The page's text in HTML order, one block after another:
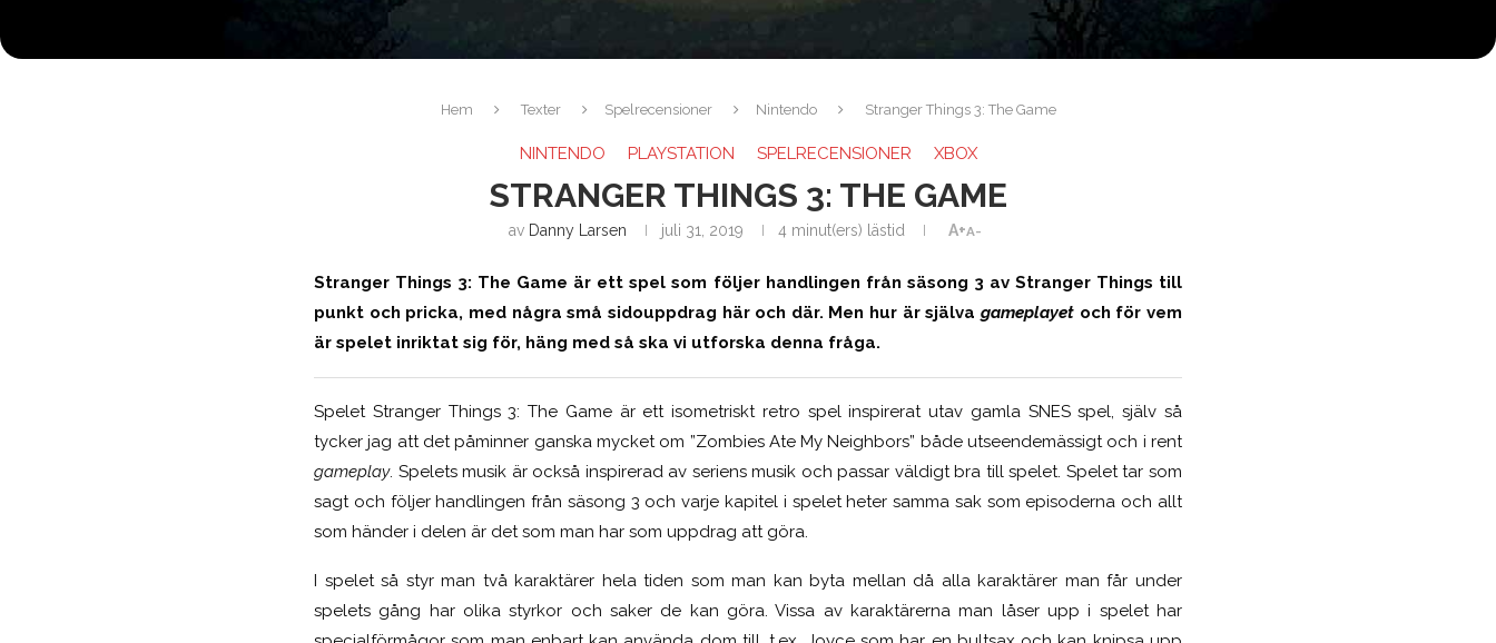
Hem Texter Spelrecensioner Nintendo Stranger Things 3: The Game
NINTENDO PLAYSTATION SPELRECENSIONER XBOX
STRANGER THINGS 3: THE GAME
av Danny Larsen juli 31, 2019 4 minut(ers) lästid A+A-
Stranger Things 3: The Game är ett spel som följer handlingen från säsong 3 av Stranger Things till
punkt och pricka, med några små sidouppdrag här och där. Men hur är självagameplayet och för vem
är spelet inriktat sig för, häng med så ska vi utforska denna fråga.
Spelet Stranger Things 3: The Game är ett isometriskt retro spel inspirerat utav gamla SNES spel, själv så
tycker jag att det påminner ganska mycket om ”Zombies Ate My Neighbors” både utseendemässigt och i rent
gameplay. Spelets musik är också inspirerad av seriens musik och passar väldigt bra till spelet. Spelet tar som
sagt och följer handlingen från säsong 3 och varje kapitel i spelet heter samma sak som episoderna och allt
som händer i delen är det som man har som uppdrag att göra.
I spelet så styr man två karaktärer hela tiden som man kan byta mellan då alla karaktärer man får under
spelets gång har olika styrkor och saker de kan göra. Vissa av karaktärerna man låser upp i spelet har